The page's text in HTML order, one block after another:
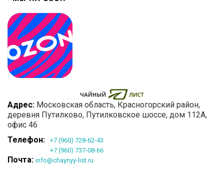
Адрес: Московская область, Красногорский район,
деревня Путилково, Путилковское шоссе, дом 112А,
офис 46
Телефон:
+7 (960) 728-62-43
+7 (960) 737-08-66
Почта: info@chaynyy-list.ru